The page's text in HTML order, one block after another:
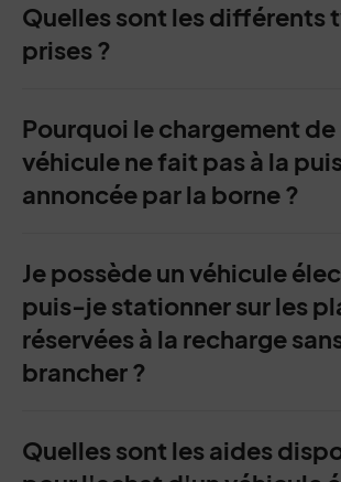
Quelles sont les différents
prises ?
Pourquoi le chargement de
véhicule ne fait pas à la
annoncée par la borne ?
Je possède un véhicule
puis-je stationner sur les
réservées à la recharge
brancher ?
Quelles sont les aides